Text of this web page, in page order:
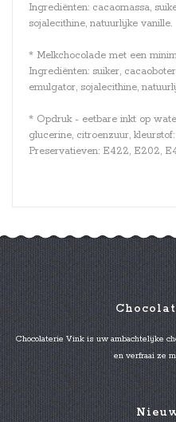
Ingrediënten: cacaomassa,
sojalecithine, natuurlijke vanille.
* Melkchocolade met een
Ingrediënten: suiker,
emulgator, sojalecithine,
* Opdruk - eetbare inkt op
glucerine, citroenzuur,
Preservatieven: E422, E202,
Chocolaterie Vink is uw ambachtelijke
en verfraai ze